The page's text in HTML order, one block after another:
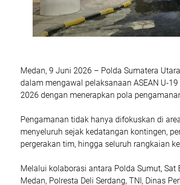
Medan, 9 Juni 2026 – Polda Sumatera
dalam mengawal pelaksanaan ASEAN U-
2026 dengan menerapkan pola
Pengamanan tidak hanya difokuskan di
menyeluruh sejak kedatangan kontingen,
pergerakan tim, hingga seluruh rangkaian
Melalui kolaborasi antara Polda Sumut, Sat
Medan, Polresta Deli Serdang, TNI, Dinas